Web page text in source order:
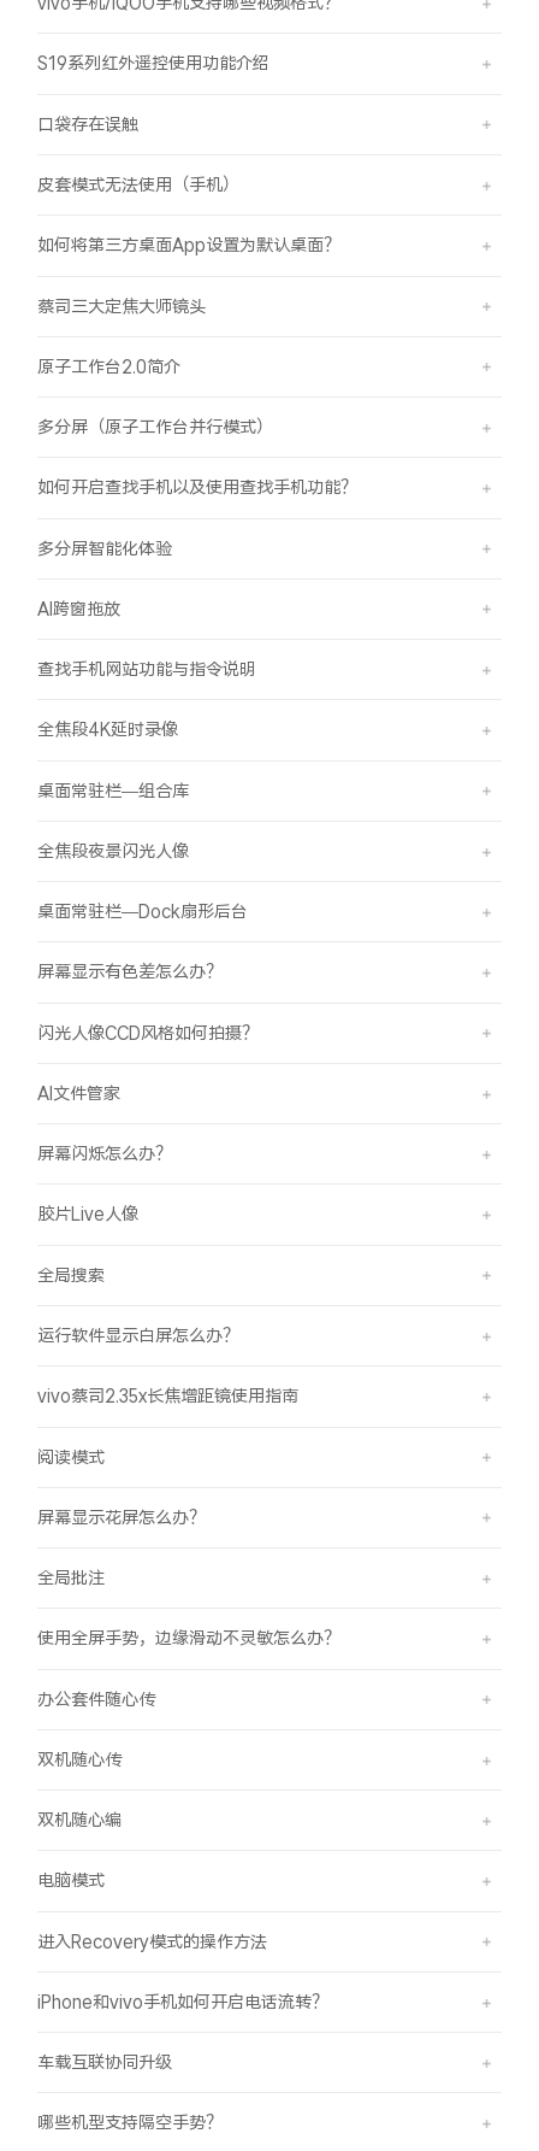
S19系列红外遥控使用功能介绍
口袋存在误触
皮套模式无法使用（手机）
如何将第三方桌面App设置为默认桌面？
蔡司三大定焦大师镜头
原子工作台2.0简介
多分屏（原子工作台并行模式）
如何开启查找手机以及使用查找手机功能？
多分屏智能化体验
AI跨窗拖放
查找手机网站功能与指令说明
全焦段4K延时录像
桌面常驻栏—组合库
全焦段夜景闪光人像
桌面常驻栏—Dock扇形后台
屏幕显示有色差怎么办？
闪光人像CCD风格如何拍摄？
AI文件管家
屏幕闪烁怎么办？
胶片Live人像
全局搜索
运行软件显示白屏怎么办？
vivo蔡司2.35x长焦增距镜使用指南
阅读模式
屏幕显示花屏怎么办？
全局批注
使用全屏手势，边缘滑动不灵敏怎么办？
办公套件随心传
双机随心传
双机随心编
电脑模式
进入Recovery模式的操作方法
iPhone和vivo手机如何开启电话流转？
车载互联协同升级
哪些机型支持隔空手势？